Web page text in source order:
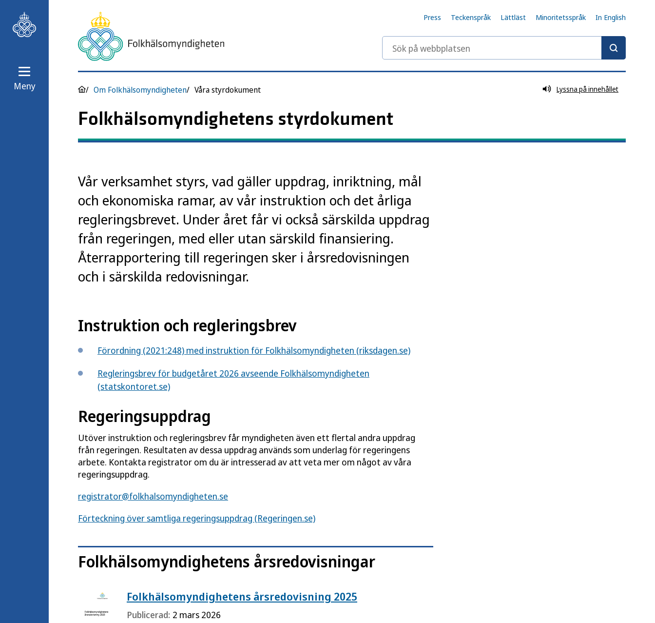
Meny
Press Teckenspråk Lättläst Minoritetsspråk In English
Sök på webbplatsen
Om Folkhälsomyndigheten Våra styrdokument Lyssna på innehållet
Folkhälsomyndighetens styrdokument
Vår verksamhet styrs, vad gäller uppdrag, inriktning, mål
och ekonomiska ramar, av vår instruktion och det årliga
regleringsbrevet. Under året får vi också särskilda uppdrag
från regeringen, med eller utan särskild finansiering.
Återrapportering till regeringen sker i årsredovisningen
och i särskilda redovisningar.
Instruktion och regleringsbrev
Förordning (2021:248) med instruktion för Folkhälsomyndigheten (riksdagen.se)
Regleringsbrev för budgetåret 2026 avseende Folkhälsomyndigheten
(statskontoret.se)
Regeringsuppdrag
Utöver instruktion och regleringsbrev får myndigheten även ett flertal andra uppdrag
från regeringen. Resultaten av dessa uppdrag används som underlag för regeringens
arbete. Kontakta registrator om du är intresserad av att veta mer om något av våra
regeringsuppdrag.
registrator@folkhalsomyndigheten.se
Förteckning över samtliga regeringsuppdrag (Regeringen.se)
Folkhälsomyndighetens årsredovisningar
Folkhälsomyndighetens årsredovisning 2025
Publicerad: 2 mars 2026